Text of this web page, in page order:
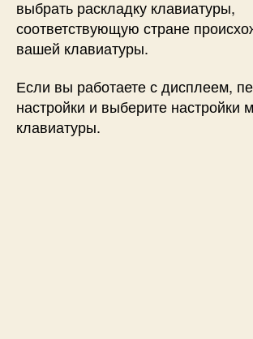
выбрать раскладку клавиатуры,
соответствующую стране
вашей клавиатуры.
Если вы работаете с дисплеем,
настройки и выберите настройки
клавиатуры.